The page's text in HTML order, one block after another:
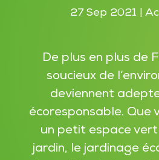
27 Sep 2021 |
De plus en plus de
soucieux de
deviennent
écoresponsable. Que
un petit espace
jardin, le jardinage